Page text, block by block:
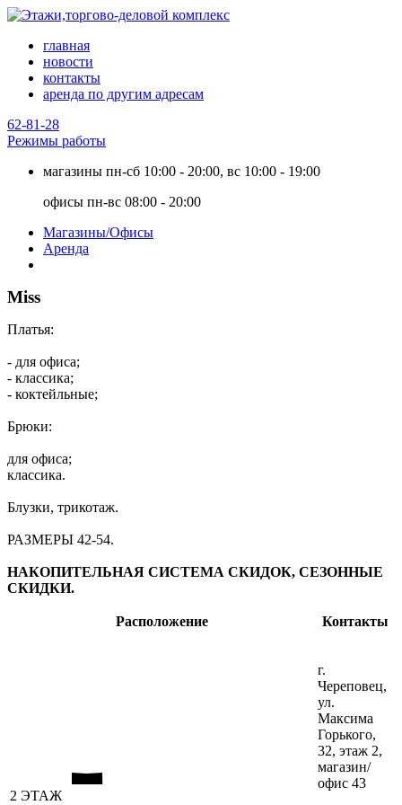
главная
новости
контакты
аренда по другим адресам
62-81-28
Режимы работы
магазины пн-сб 10:00 - 20:00, вс 10:00 - 19:00
офисы пн-вс 08:00 - 20:00
Магазины/Офисы
Аренда
Miss
Платья:
- для офиса;
- классика;
- коктейльные;
Брюки:
для офиса;
классика.
Блузки, трикотаж.
РАЗМЕРЫ 42-54.
НАКОПИТЕЛЬНАЯ СИСТЕМА СКИДОК, СЕЗОННЫЕ
СКИДКИ.
Расположение Контакты
2 ЭТАЖ
г.
Череповец,
ул.
Максима
Горького,
32, этаж 2,
магазин/
офис 43